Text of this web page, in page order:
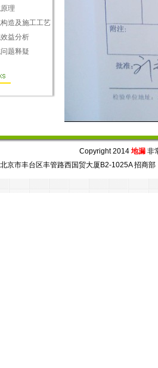
理
造及施工工艺
益分析
题释疑
Copyright 2014 地漏非
京市丰台区丰管路西国贸大厦B2-1025A 招商